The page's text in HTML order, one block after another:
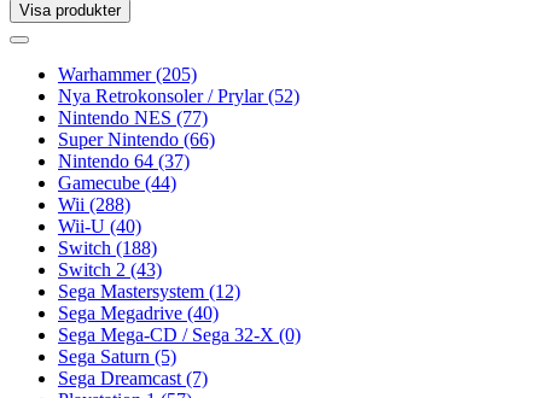
Visa produkter
Toggle
Toggle
navigationWarhammer(205)
Nya Retrokonsoler / Prylar(52)
Nintendo NES (77)
Super Nintendo (66)
Nintendo 64 (37)
Gamecube (44)
Wii (288)
Wii-U (40)
Switch (188)
Switch 2 (43)
Sega Mastersystem (12)
Sega Megadrive (40)
Sega Mega-CD / Sega 32-X (0)
Sega Saturn (5)
Sega Dreamcast (7)